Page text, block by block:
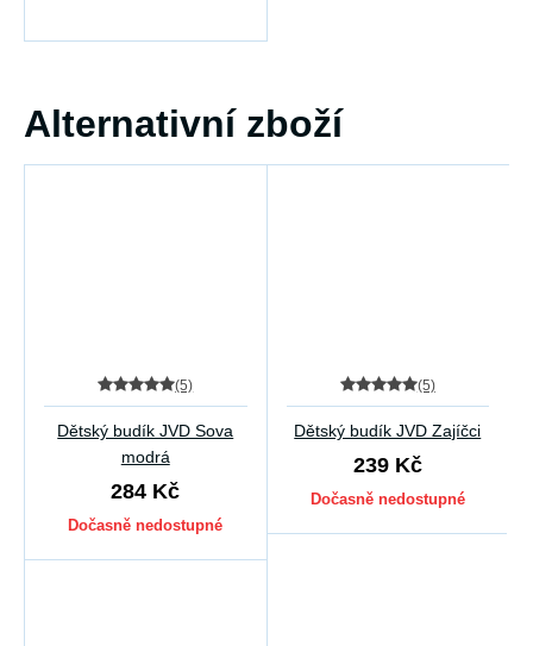
Alternativní zboží
(5)
Dětský budík JVD Sova
modrá
284 Kč
Dočasně nedostupné
(5)
Dětský budík JVD Zajíčci
239 Kč
Dočasně nedostupné